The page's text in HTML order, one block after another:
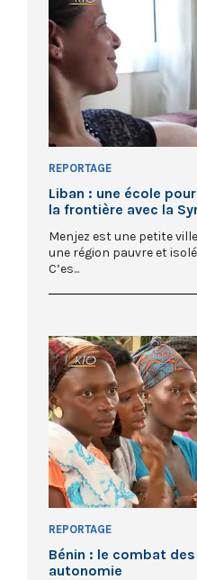
REPORTAGE
Liban : une école
la frontière avec la
Menjez est une petite
une région pauvre et
C’es...
REPORTAGE
Bénin : le combat
autonomie